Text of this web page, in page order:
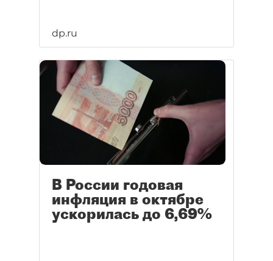
dp.ru
В России годовая
инфляция в октябре
ускорилась до 6,69%